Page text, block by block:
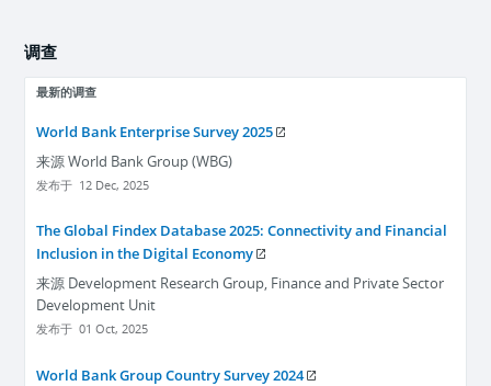
调查
最新的调查
World Bank Enterprise Survey 2025
来源 World Bank Group (WBG)
发布于 12 Dec, 2025
The Global Findex Database 2025: Connectivity and Financial
Inclusion in the Digital Economy
来源 Development Research Group, Finance and Private Sector
Development Unit
发布于 01 Oct, 2025
World Bank Group Country Survey 2024